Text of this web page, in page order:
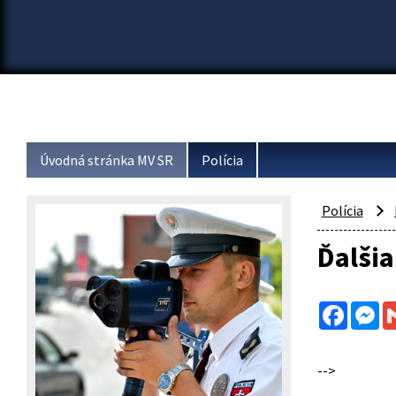
Úvodná stránka MV SR Polícia
Polícia
-->